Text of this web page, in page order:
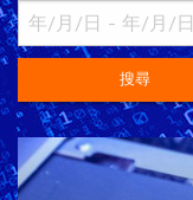
搜尋